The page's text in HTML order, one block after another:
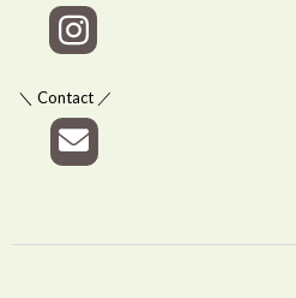
＼ Contact ／